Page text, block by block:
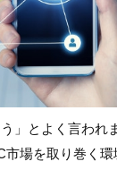
」とよく言われ
市場を取り巻く環